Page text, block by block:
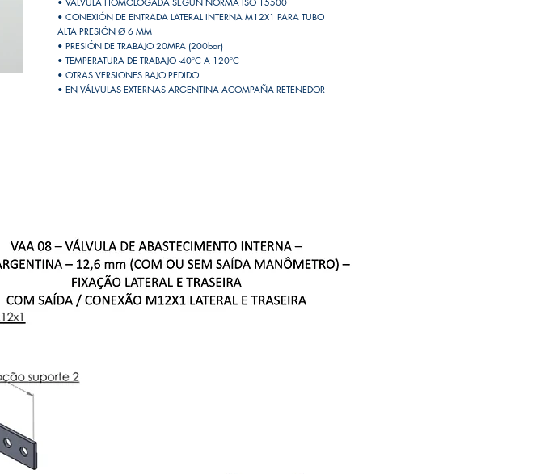
• CONEXIÓN DE ENTRADA LATERAL INTERNA M12X1 PARA TUBO
ALTA PRESIÓN Ø 6 MM
• PRESIÓN DE TRABAJO 20MPA (200bar)
• TEMPERATURA DE TRABAJO -40ºC A 120ºC
• OTRAS VERSIONES BAJO PEDIDO
• EN VÁLVULAS EXTERNAS ARGENTINA ACOMPAÑA RETENEDOR